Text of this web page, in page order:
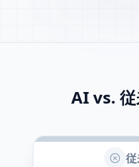
AI vs.